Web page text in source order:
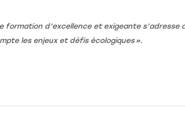
formation d’excellence et exigeante s’adresse
les enjeux et défis écologiques ».